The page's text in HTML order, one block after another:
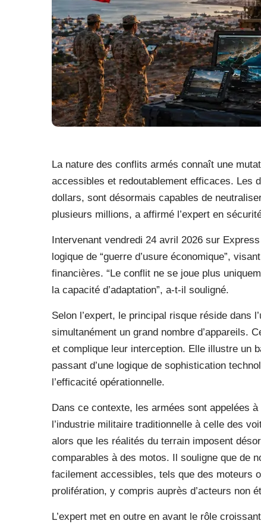
La nature des conflits armés connaît une
accessibles et redoutablement efficaces. Les
dollars, sont désormais capables de
plusieurs millions, a affirmé l’expert en
Intervenant vendredi 24 avril 2026 sur
logique de “guerre d’usure économique”,
financières. “Le conflit ne se joue plus
la capacité d’adaptation”, a-t-il souligné.
Selon l’expert, le principal risque réside dans
simultanément un grand nombre d’appareils.
et complique leur interception. Elle illustre un
passant d’une logique de sophistication
l’efficacité opérationnelle.
Dans ce contexte, les armées sont appelées
l’industrie militaire traditionnelle à celle des
alors que les réalités du terrain imposent
comparables à des motos. Il souligne que de
facilement accessibles, tels que des moteurs
prolifération, y compris auprès d’acteurs non
L’expert met en outre en avant le rôle